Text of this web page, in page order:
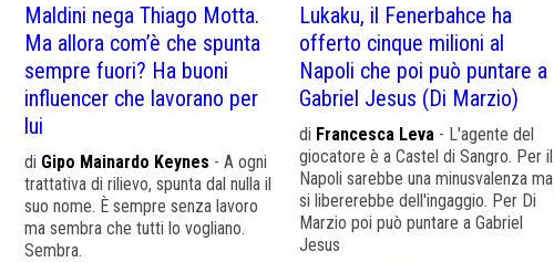
Maldini nega Thiago Motta.
Ma allora com’è che spunta
sempre fuori? Ha buoni
influencer che lavorano per
lui
di Gipo Mainardo Keynes - A ogni
trattativa di rilievo, spunta dal nulla il
suo nome. È sempre senza lavoro
ma sembra che tutti lo vogliano.
Sembra.
Lukaku, il Fenerbahce ha
offerto cinque milioni al
Napoli che poi può puntare a
Gabriel Jesus (Di Marzio)
di Francesca Leva - L'agente del
giocatore è a Castel di Sangro. Per il
Napoli sarebbe una minusvalenza ma
si libererebbe dell'ingaggio. Per Di
Marzio poi può puntare a Gabriel
Jesus